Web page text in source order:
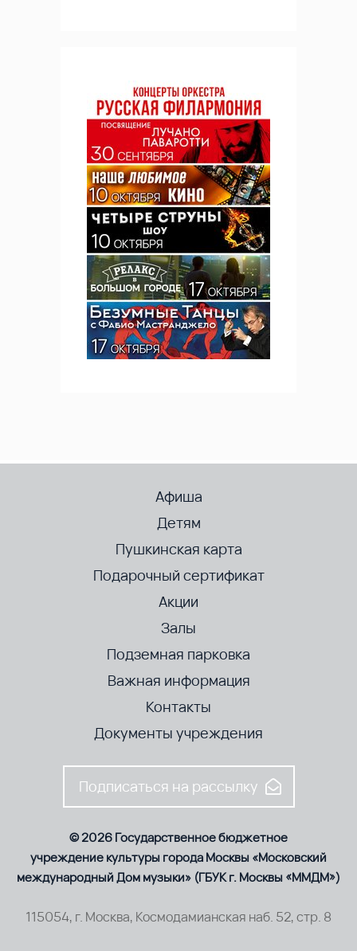
Афиша
Детям
Пушкинская карта
Подарочный сертификат
Акции
Залы
Подземная парковка
Важная информация
Контакты
Документы учреждения
Подписаться на рассылку
© 2026 Государственное бюджетное
учреждение культуры города Москвы «Московский
международный Дом музыки» (ГБУК г. Москвы «ММДМ»)
115054, г. Москва, Космодамианская наб. 52, стр. 8